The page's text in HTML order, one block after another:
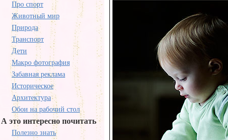
Про спорт
Животный мир
Природа
Транспорт
Дети
Макро фотография
Забавная реклама
Историческое
Архитектура
Обои на рабочий стол
А это интересно почитать
Полезно знать